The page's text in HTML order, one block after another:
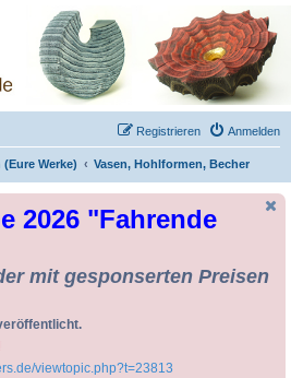
des Kunsthandwerks Anmelden
Registrieren
Werke) Vasen, Hohlformen, Becher
2026 "Fahrende
mit gesponserten Preisen
viewtopic.php?t=23813